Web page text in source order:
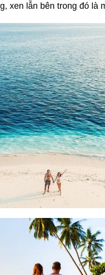
xen lẫn bên trong đó là